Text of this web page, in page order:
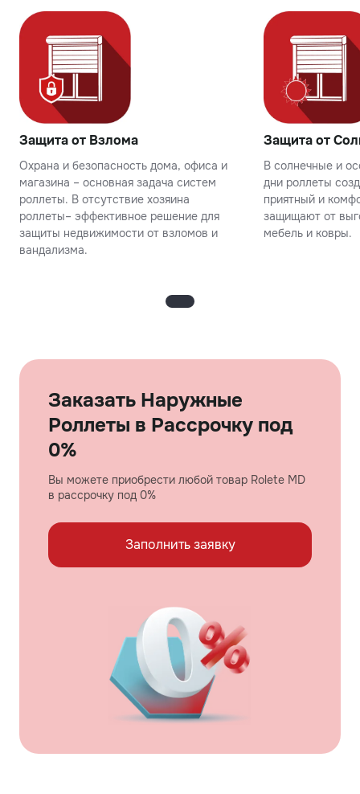
Защита от Взлома
Охрана и безопасность дома, офиса и
магазина – основная задача систем
роллеты. В отсутствие хозяина
роллеты– эффективное решение для
защиты недвижимости от взломов и
вандализма.
Защита от
В солнечные и
дни роллеты
приятный и
защищают от
мебель и ковры.
Заказать Наружные
Роллеты в Рассрочку под
0%
Вы можете приобрести любой товар Rolete MD
в рассрочку под 0%
Заполнить заявку